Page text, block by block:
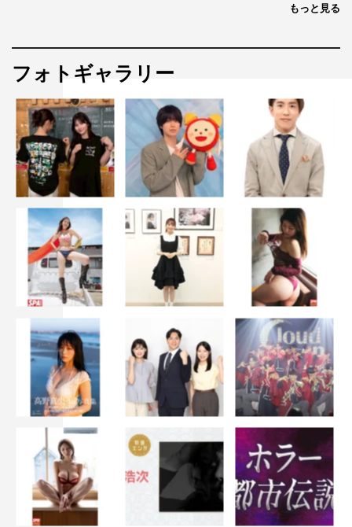
価格：4,950円（税込価格／本体4,500円）
出版社：株式会社blueprint
◆ドキュメンタリー映像付き
EXILE TRIBE STATION ONLINE SHOP：
https://www.exiletribestation.jp/item?category_ids=734
blueprint book store：
https://blueprintbookstore.com/items/6371eac1211ac32320
b16547
◆数量限定ポストカード付き（書店・ Amazonなどネット
書店にて購入可能）
Amazonリンク：
https://www.amazon.co.jp/dp/4909852379
もっと見る
フォトギャラリー